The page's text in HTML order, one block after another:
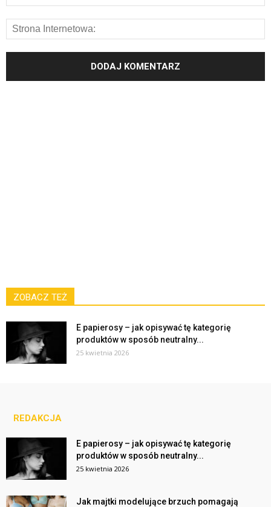
ZOBACZ TEŻ
E papierosy – jak opisywać tę kategorię
produktów w sposób neutralny...
25 kwietnia 2026
REDAKCJA
E papierosy – jak opisywać tę kategorię
produktów w sposób neutralny...
25 kwietnia 2026
Jak majtki modelujące brzuch pomagają